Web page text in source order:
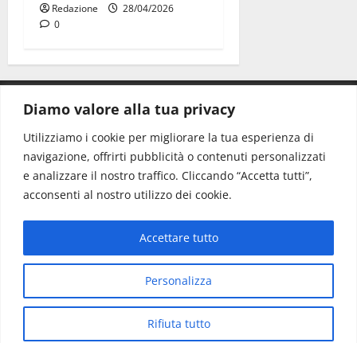
Diamo valore alla tua privacy
Utilizziamo i cookie per migliorare la tua esperienza di
navigazione, offrirti pubblicità o contenuti personalizzati
e analizzare il nostro traffico. Cliccando “Accetta tutti”,
acconsenti al nostro utilizzo dei cookie.
Personalizza
Rifiuta tutto
Accettare tutto
Redazione
28/04/2026
0
CONTATTI.
Redazione: redazione@www.martinasera.it
Direttore:direttore@www.martinasera.it
Info & Commerciale:info@www.martinasera.it
Home News Vivere la città EVENTI
Salute
Il Blog del Direttore
Copyright © All rights reserved.
themes.